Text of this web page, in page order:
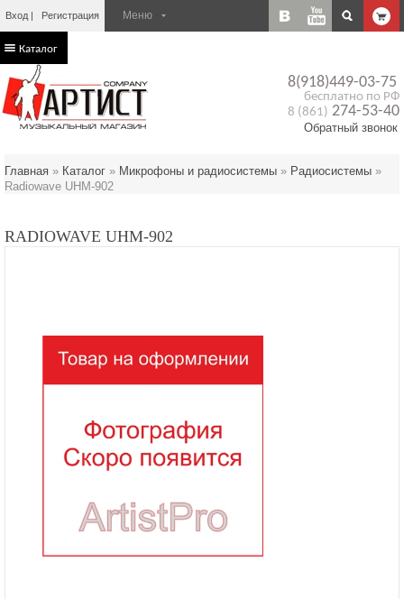
Вход Регистрация
8(918)449-03-75
бесплатно по РФ
8 (861) 274-53-40
Обратный звонок
Каталог
Главная » Каталог » Микрофоны и радиосистемы » Радиосистемы »
Radiowave UHM-902
RADIOWAVE UHM-902